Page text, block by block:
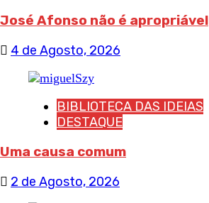
José Afonso não é apropriável
4 de Agosto, 2026
BIBLIOTECA DAS IDEIAS
DESTAQUE
Uma causa comum
2 de Agosto, 2026